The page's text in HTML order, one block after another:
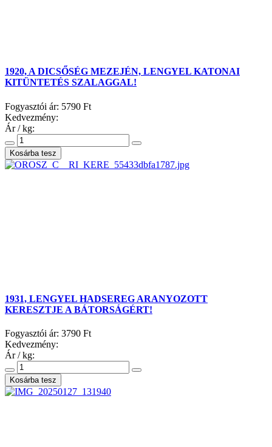
1920, A DICSŐSÉG MEZEJÉN, LENGYEL KATONAI
KITÜNTETÉS SZALAGGAL!
Fogyasztói ár: 5790 Ft
Kedvezmény:
Ár / kg:
1931, LENGYEL HADSEREG ARANYOZOTT
KERESZTJE A BÁTORSÁGÉRT!
Fogyasztói ár: 3790 Ft
Kedvezmény:
Ár / kg: